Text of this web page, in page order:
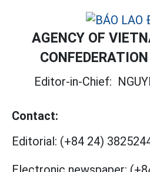
AGENCY OF
Editor-in-Chief:
Contact:
Editorial: (+84 24)